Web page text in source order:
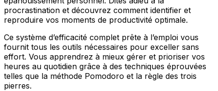
procrastination et découvrez comment identifier et
reproduire vos moments de productivité optimale.
Ce système d’efficacité complet prête à l’emploi vous
fournit tous les outils nécessaires pour exceller sans
effort. Vous apprendrez à mieux gérer et prioriser vos
heures au quotidien grâce à des techniques éprouvées
telles que la méthode Pomodoro et la règle des trois
pierres.